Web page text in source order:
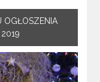
OGŁOSZENIA
2019